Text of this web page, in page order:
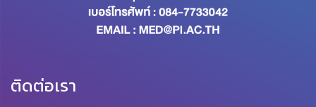
ติดต่อเรา